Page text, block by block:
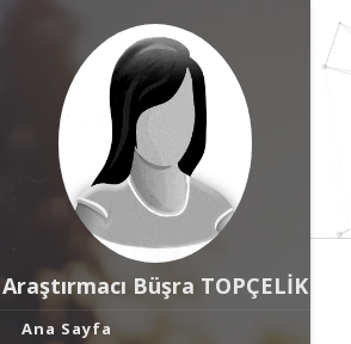
Araştırmacı Büşra TOPÇELİK
Ana Sayfa